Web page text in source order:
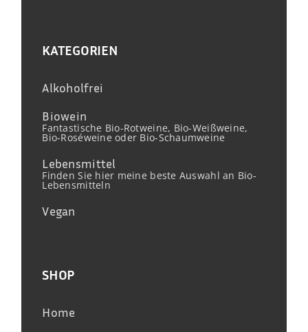
KATEGORIEN
Alkoholfrei
Biowein
Fantastische Bio-Rotweine, Bio-Weißweine,
Bio-Roséweine oder Bio-Schaumweine
Lebensmittel
Finden Sie hier meine beste Auswahl an Bio-
Lebensmitteln
Vegan
SHOP
Home